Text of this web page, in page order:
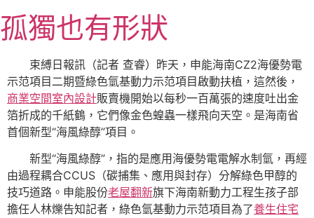
至
主
內
容
孤獨也有形狀
束縛日報訊（記者 查睿）昨天，申能海南CZ2海優勢電
示范項目二期暨綠色氫基動力示范項目啟動扶植，這然後，
商業空間室內設計販賣機開始以每秒一百萬張的速度吐出金
箔折成的千紙鶴，它們像金色蝗蟲一樣飛向天空。是海南省
首個新型“海風綠醇”項目。
新型“海風綠醇”，指的是應用海優勢電電解水制氫，再經
由過程耦合CCUS（碳捕集、應用與封存）分解綠色甲醇的
技巧道路。申能股份老屋翻新旗下海南新動力工程生孩子部
擔任人林爍告知記者，綠色氫基動力示范項目為了養生住宅